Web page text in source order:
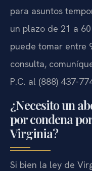
para asuntos
un plazo de 21 a
puede tomar entre
consulta,
P.C. al (888) 437-
¿Necesito un
por condena
Virginia?
Si bien la ley de